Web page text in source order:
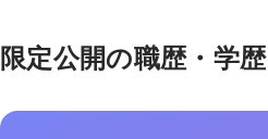
限定公開の職歴・学歴